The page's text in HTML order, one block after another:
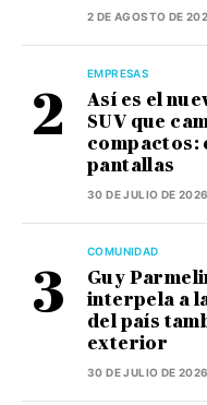
2 DE AGOSTO DE
EMPRESAS
Así es el
SUV que
compactos:
pantallas
30 DE JULIO DE 2026
COMUNIDAD
Guy
interpela a
del país
exterior
30 DE JULIO DE 2026